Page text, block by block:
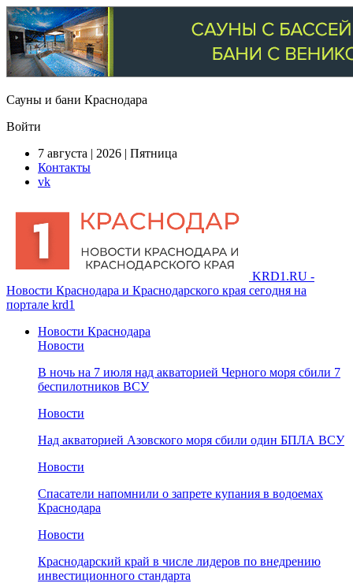
Сауны и бани Краснодара
Войти
7 августа | 2026 | Пятница
Контакты
vk
KRD1.RU -
Новости Краснодара и Краснодарского края сегодня на
портале krd1
Новости Краснодара
Новости
В ночь на 7 июля над акваторией Черного моря сбили 7
беспилотников ВСУ
Новости
Над акваторией Азовского моря сбили один БПЛА ВСУ
Новости
Спасатели напомнили о запрете купания в водоемах
Краснодара
Новости
Краснодарский край в числе лидеров по внедрению
инвестиционного стандарта